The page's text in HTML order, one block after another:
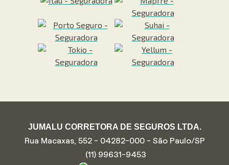
JUMALU CORRETORA DE SEGUROS LTDA.
Rua Macaxas, 552 - 04282-000 - São Paulo/SP
(11) 99631-9453